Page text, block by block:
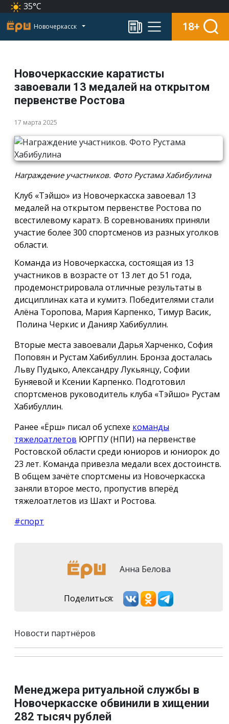
35°C
Новочеркасск 18+
Новочеркасские каратисты
завоевали 13 медалей на открытом
первенстве Ростова
17 марта 2025
Награждение участников. Фото Рустама Хабибулина
Клуб «Тэйшо» из Новочеркасска завоевал 13
медалей на открытом первенстве Ростова по
всестилевому каратэ. В соревнованиях приняли
участие более 300 спортсменов из разных уголков
области.
Команда из Новочеркасска, состоящая из 13
участников в возрасте от 13 лет до 51 года,
продемонстрировала отличные результаты в
дисциплинах ката и кумитэ. Победителями стали
Алёна Торопова, Мария Карпенко, Тимур Васик,
Полина Черкис и Данияр Хабибуллин.
Вторые места завоевали Дарья Харченко, София
Поповян и Рустам Хабибуллин. Бронза досталась
Льву Пудыко, Александру Лукьянцу, Софии
Буняевой и Ксении Карпенко. Подготовил
спортсменов руководитель клуба «Тэйшо» Рустам
Хабибуллин.
Ранее «Ёрш» писал об успехе команды
тяжелоатлетов ЮРГПУ (НПИ) на первенстве
Ростовской области среди юниоров и юниорок до
23 лет. Команда привезла медали всех достоинств.
В общем зачёте спортсмены из Новочеркасска
заняли второе место, пропустив вперёд
тяжелоатлетов из Шахт и Ростова.
#спорт
Анна Белова
Поделиться:
Новости партнёров
Менеджера ритуальной службы в
Новочеркасске обвинили в хищении
282 тысяч рублей